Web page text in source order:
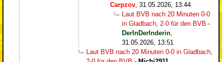
Carpzov 31.05.2026, 13:44
Laut BVB nach 20 Minuten 0-0
in Gladbach, 2-0 für den BVB -
DerInDerInderin
31.05.2026, 13:51
Laut BVB nach 20 Minuten 0-0 in Gladbach,